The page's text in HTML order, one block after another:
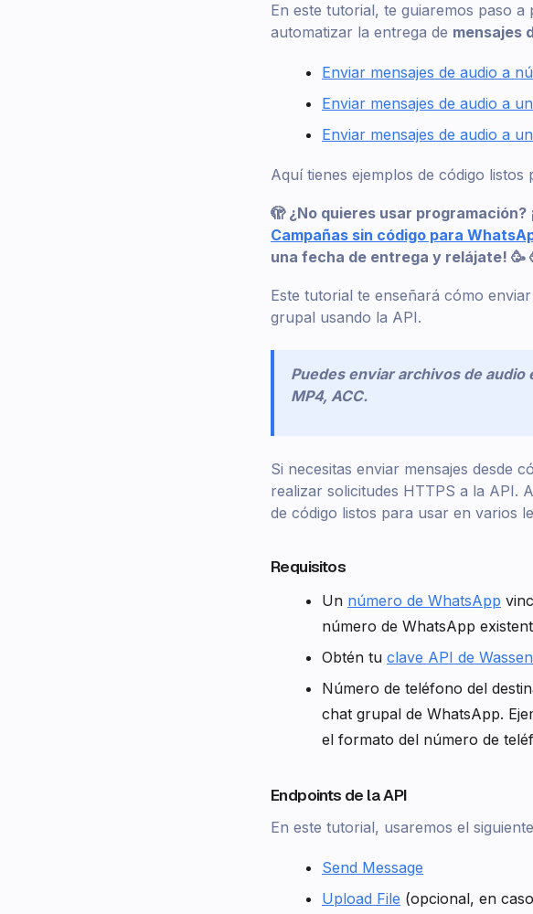
En este tutorial, te guiaremos paso
automatizar la entrega de mensajes
Enviar mensajes de audio a
Enviar mensajes de audio a
Enviar mensajes de audio a
Aquí tienes ejemplos de código
🫣 ¿No quieres usar programación?
Campañas sin código para
una fecha de entrega y relájate! 🥳
Este tutorial te enseñará cómo
grupal usando la API.
Puedes enviar archivos de audio
MP4, ACC.
Si necesitas enviar mensajes desde
realizar solicitudes HTTPS a la API.
de código listos para usar en varios
Requisitos
Un número de WhatsApp
número de WhatsApp
Obtén tu clave API de
Número de teléfono del
chat grupal de WhatsApp.
el formato del número de
Endpoints de la API
En este tutorial, usaremos el
Send Message
Upload File (opcional, en